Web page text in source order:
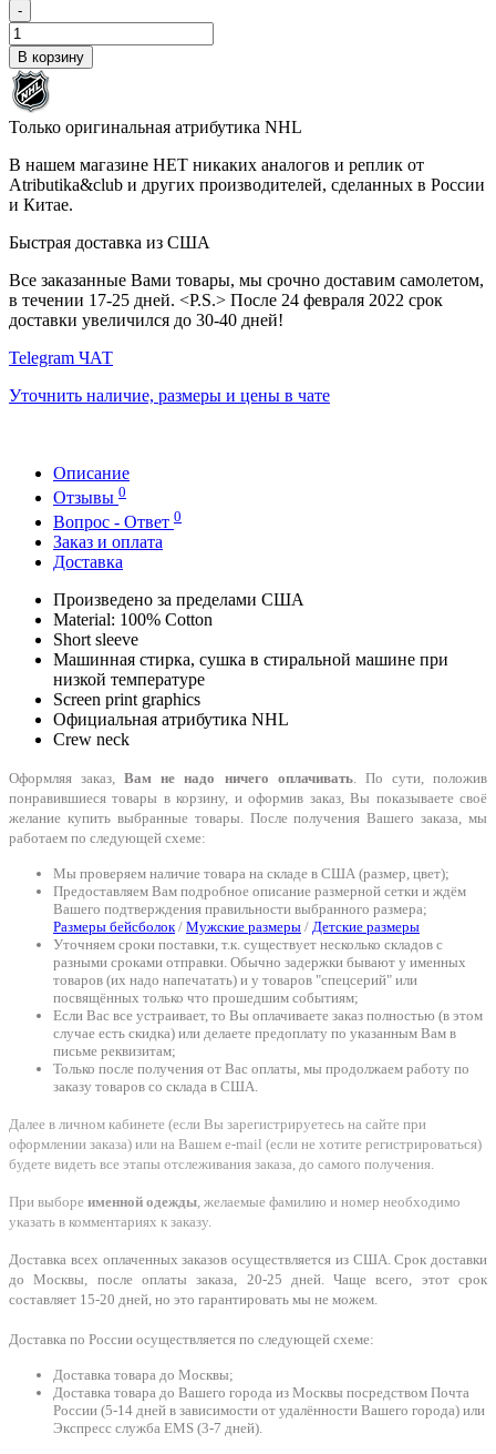
-
В корзину
Только оригинальная атрибутика NHL
В нашем магазине НЕТ никаких аналогов и реплик от
Atributika&club и других производителей, сделанных в России
и Китае.
Быстрая доставка из США
Все заказанные Вами товары, мы срочно доставим самолетом,
в течении 17-25 дней. <P.S.> После 24 февраля 2022 срок
доставки увеличился до 30-40 дней!
Telegram ЧАТ
Уточнить наличие, размеры и цены в чате
Описание
Отзывы 0
Вопрос - Ответ 0
Заказ и оплата
Доставка
Произведено за пределами США
Material: 100% Cotton
Short sleeve
Машинная стирка, сушка в стиральной машине при
низкой температуре
Screen print graphics
Официальная атрибутика NHL
Crew neck
Оформляя заказ,Вам не надо ничего оплачивать. По сути, положив
понравившиеся товары в корзину, и оформив заказ, Вы показываете своё
желание купить выбранные товары. После получения Вашего заказа, мы
работаем по следующей схеме:
Мы проверяем наличие товара на складе в США (размер, цвет);
Предоставляем Вам подробное описание размерной сетки и ждём
Вашего подтверждения правильности выбранного размера;
Размеры бейсболок/ Мужские размеры / Детские размеры
Уточняем сроки поставки, т.к. существует несколько складов с
разными сроками отправки. Обычно задержки бывают у именных
товаров (их надо напечатать) и у товаров "спецсерий" или
посвящённых только что прошедшим событиям;
Если Вас все устраивает, то Вы оплачиваете заказ полностью (в этом
случае есть скидка) или делаете предоплату по указанным Вам в
письме реквизитам;
Только после получения от Вас оплаты, мы продолжаем работу по
заказу товаров со склада в США.
Далее в личном кабинете (если Вы зарегистрируетесь на сайте при
оформлении заказа) или на Вашем e-mail (если не хотите регистрироваться)
будете видеть все этапы отслеживания заказа, до самого получения.
При выборе именной одежды, желаемые фамилию и номер необходимо
указать в комментариях к заказу.
Доставка всех оплаченных заказов осуществляется из США. Срок доставки
до Москвы, после оплаты заказа, 20-25 дней. Чаще всего, этот срок
составляет 15-20 дней, но это гарантировать мы не можем.
Доставка по России осуществляется по следующей схеме:
Доставка товара до Москвы;
Доставка товара до Вашего города из Москвы посредством Почта
России (5-14 дней в зависимости от удалённости Вашего города) или
Экспресс служба EMS (3-7 дней).